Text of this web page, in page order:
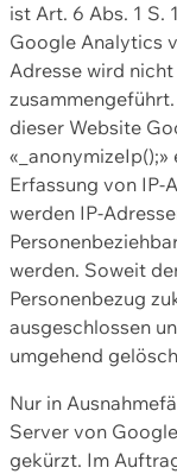
ist Art. 6 Abs. 1 S.
Google Analytics
Adresse wird
dieser Website
Erfassung von IP-
werden IP-
werden. Soweit
Personenbezug
ausgeschlossen
umgehend
Nur in
Server von
gekürzt. Im